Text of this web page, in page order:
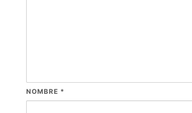
NOMBRE *